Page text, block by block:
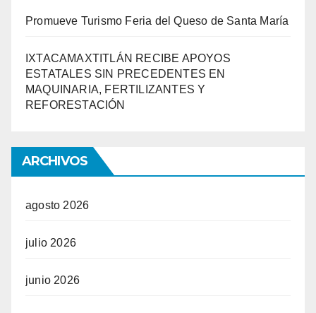
Promueve Turismo Feria del Queso de Santa María
IXTACAMAXTITLÁN RECIBE APOYOS
ESTATALES SIN PRECEDENTES EN
MAQUINARIA, FERTILIZANTES Y
REFORESTACIÓN
ARCHIVOS
agosto 2026
julio 2026
junio 2026